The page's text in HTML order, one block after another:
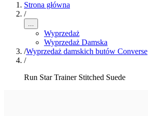
Strona główna
/
...
Wyprzedaż
Wyprzedaż Damska
/Wyprzedaż damskich butów Converse
/
Run Star Trainer Stitched Suede